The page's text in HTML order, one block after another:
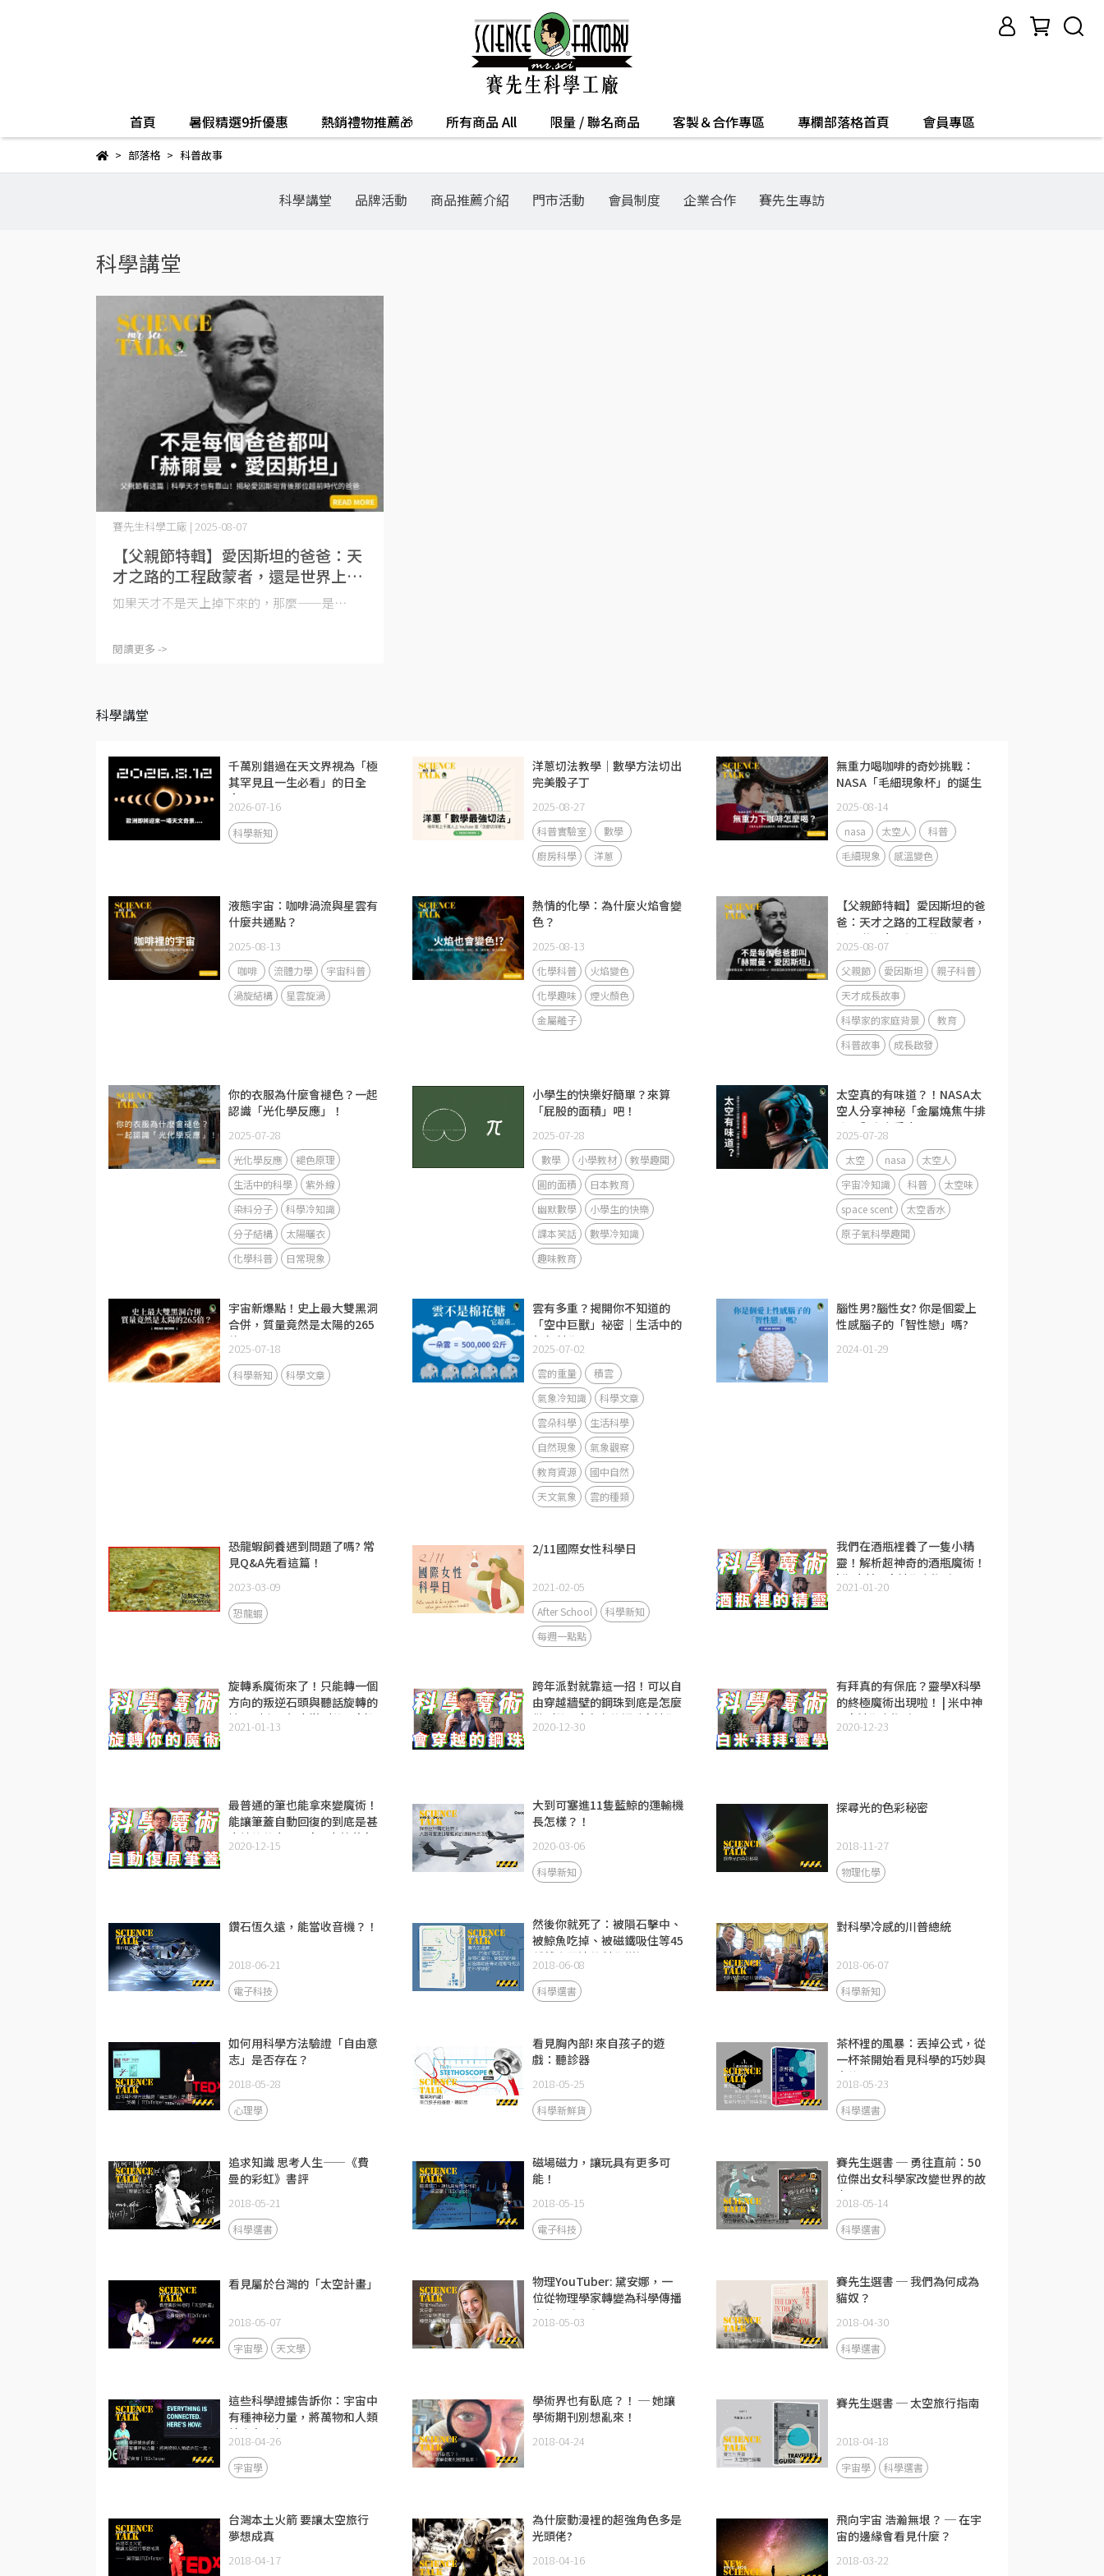
首頁 暑假精選9折優惠 熱銷禮物推薦🎁 所有商品 All 限量 / 聯名商品 客製＆合作專區 專欄部落格首頁 會員專區
部落格 科普故事
科學講堂 品牌活動 商品推薦介紹 門市活動 會員制度 企業合作 賽先生專訪
科學講堂
【父親節特輯】愛因斯坦的爸爸：天
才之路的工程啟蒙者，還是世界上最
溫柔的 backup？
賽先生科學工廠 | 2025-08-07
如果天才不是天上掉下來的，那麼——是⋯
閱讀更多 ->
科學講堂
千萬別錯過在天文界視為「極
其罕見且一生必看」的日全
食!
2026-07-16
科學新知
洋蔥切法教學｜數學方法切出
完美骰子丁
2025-08-27
科普實驗室
數學
廚房科學
洋蔥
無重力喝咖啡的奇妙挑戰：
NASA「毛細現象杯」的誕生
2025-08-14
nasa 太空人
科普
毛細現象
感溫變色
液態宇宙：咖啡渦流與星雲有
什麼共通點？
2025-08-13
咖啡 流體力學
宇宙科普
渦旋結構
星雲旋渦
熱情的化學：為什麼火焰會變
色？
2025-08-13
化學科普
火焰變色
化學趣味
煙火顏色
金屬離子
【父親節特輯】愛因斯坦的爸
爸：天才之路的工程啟蒙者，
還是世界上最溫柔的
backup？
2025-08-07
父親節 愛因斯坦
親子科普
天才成長故事
科學家的家庭背景
教育
科普故事
成長啟發
你的衣服為什麼會褪色？一起
認識「光化學反應」！
2025-07-28
光化學反應
褪色原理
生活中的科學
紫外線
染料分子
科學冷知識
分子結構
太陽曬衣
化學科普
日常現象
小學生的快樂好簡單？來算
「屁股的面積」吧！
2025-07-28
數學 小學教材
教學趣聞
圓的面積
日本教育
幽默數學
小學生的快樂
課本笑話
數學冷知識
趣味教育
太空真的有味道？！NASA太
空人分享神秘「金屬燒焦牛排
味」與宇宙香水
2025-07-28
太空 nasa
太空人
宇宙冷知識
科普
太空味
space scent
太空香水
原子氧科學趣聞
宇宙新爆點！史上最大雙黑洞
合併，質量竟然是太陽的265
倍？
2025-07-18
科學新知 科學文章
雲有多重？揭開你不知道的
「空中巨獸」祕密｜生活中的
氣象科學
2025-07-02
雲的重量
積雲
氣象冷知識
科學文章
雲朵科學
生活科學
自然現象
氣象觀察
教育資源
國中自然
天文氣象
雲的種類
腦性男?腦性女? 你是個愛上
性感腦子的「智性戀」嗎?
2024-01-29
恐龍蝦飼養遇到問題了嗎? 常
見Q&A先看這篇！
2023-03-09
恐龍蝦
2/11國際女性科學日
2021-02-05
After School
科學新知
每週一點點
我們在酒瓶裡養了一隻小精
靈！解析超神奇的酒瓶魔術！
| 瓶中精靈 | 科學魔術系列Ep.
６
2021-01-20
旋轉系魔術來了！只能轉一個
方向的叛逆石頭與聽話旋轉的
棒子到底是怎麼辦到的？ | 凱
爾特石&念力棒 | 科學魔術系
2021-01-13
跨年派對就靠這一招！可以自
由穿越牆壁的鋼珠到底是怎麼
做到的？ | 自由的鋼珠 | 科學
魔術系列Ep.4
2020-12-30
有拜真的有保庇？靈學X科學
的終極魔術出現啦！ | 米中神
靈 | 科學魔術系列Ep.3
2020-12-23
最普通的筆也能拿來變魔術！
能讓筆蓋自動回復的到底是甚
麼神祕的力量？ | 彈力筆蓋 |
科學魔術系列Ep.2
2020-12-15
大到可塞進11隻藍鯨的運輸機
長怎樣？！
2020-03-06
科學新知
探尋光的色彩秘密
2018-11-27
物理化學
鑽石恆久遠，能當收音機？！
2018-06-21
電子科技
然後你就死了：被隕石擊中、
被鯨魚吃掉、被磁鐵吸住等45
種離奇死法的科學詳解
2018-06-08
科學選書
對科學冷感的川普總統
2018-06-07
科學新知
如何用科學方法驗證「自由意
志」是否存在？
2018-05-28
心理學
看見胸內部! 來自孩子的遊
戲：聽診器
2018-05-25
科學新鮮貨
茶杯裡的風暴：丟掉公式，從
一杯茶開始看見科學的巧妙與
奧祕
2018-05-23
科學選書
追求知識 思考人生——《費
曼的彩虹》書評
2018-05-21
科學選書
磁場磁力，讓玩具有更多可
能！
2018-05-15
電子科技
賽先生選書 ─ 勇往直前：50
位傑出女科學家改變世界的故
事
2018-05-14
科學選書
看見屬於台灣的「太空計畫」
2018-05-07
宇宙學 天文學
物理YouTuber: 黛安娜，一
位從物理學家轉變為科學傳播
人的心路歷程
2018-05-03
賽先生選書 ─ 我們為何成為
貓奴？
2018-04-30
科學選書
這些科學證據告訴你：宇宙中
有種神秘力量，將萬物和人類
結合在一起
2018-04-26
宇宙學
學術界也有臥底？！ ─ 她讓
學術期刊別想亂來！
2018-04-24
賽先生選書 ─ 太空旅行指南
2018-04-18
宇宙學 科學選書
台灣本土火箭 要讓太空旅行
夢想成真
2018-04-17
為什麼動漫裡的超強角色多是
光頭佬?
2018-04-16
飛向宇宙 浩瀚無垠？ ─ 在宇
宙的邊緣會看見什麼？
2018-03-22